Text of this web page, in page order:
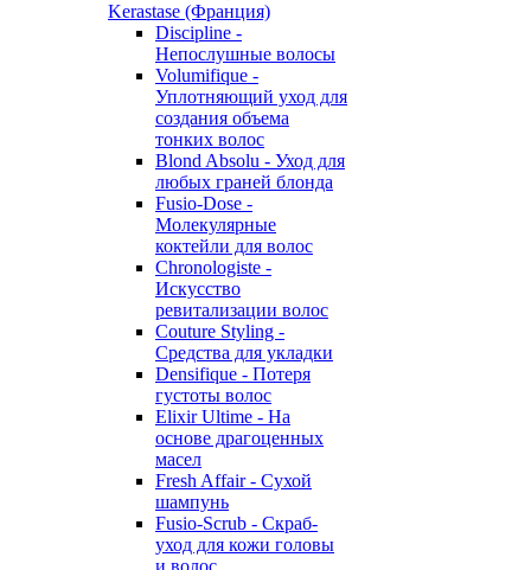
Kerastase (Франция)
Discipline -
Непослушные волосы
Volumifique -
Уплотняющий уход для
создания объема
тонких волос
Blond Absolu - Уход для
любых граней блонда
Fusio-Dose -
Молекулярные
коктейли для волос
Chronologiste -
Искусство
ревитализации волос
Couture Styling -
Средства для укладки
Densifique - Потеря
густоты волос
Elixir Ultime - На
основе драгоценных
масел
Fresh Affair - Сухой
шампунь
Fusio-Scrub - Скраб-
уход для кожи головы
и волос